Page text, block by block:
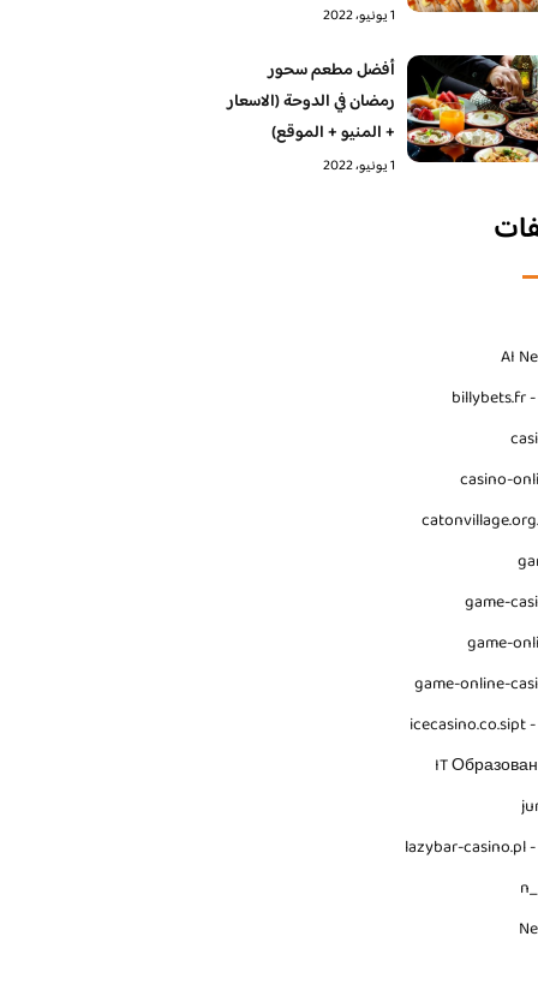
1 يونيو، 2022
أفضل مطعم سحور
رمضان في الدوحة (الاسعار
+ المنيو + الموقع)
1 يونيو، 2022
AI
billybets.fr -
casino-
game-
game-
game-online-
icecasino.co.sipt
IT
lazybar-casino.pl